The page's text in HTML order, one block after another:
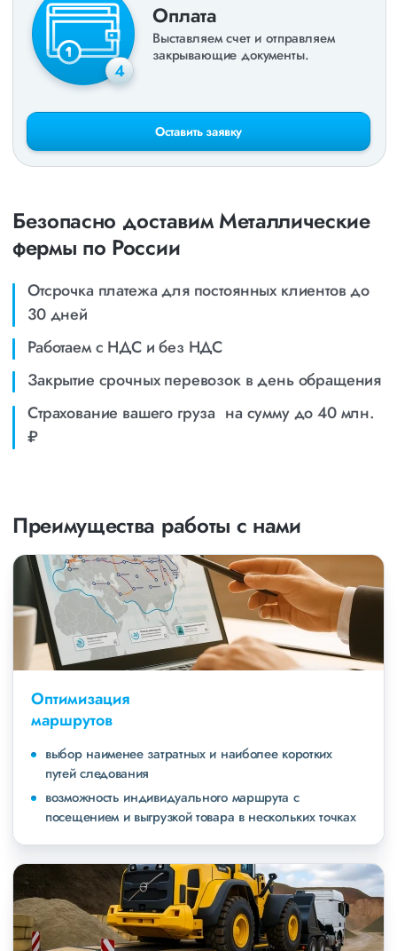
4
Оплата
Выставляем счет и отправляем
закрывающие документы.
Оставить заявку
Безопасно доставим Металлические
фермы по России
Отсрочка платежа для постоянных клиентов до
30 дней
Работаем с НДС и без НДС
Закрытие срочных перевозок в день обращения
Страхование вашего груза на сумму до 40 млн.
₽
Преимущества работы с нами
Оптимизация
маршрутов
выбор наименее затратных и наиболее коротких
путей следования
возможность индивидуального маршрута с
посещением и выгрузкой товара в нескольких точках